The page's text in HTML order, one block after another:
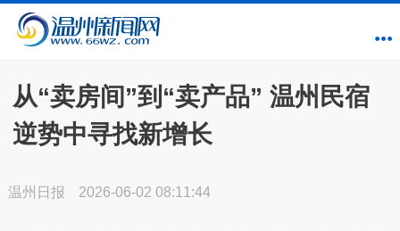
从“卖房间”到“卖产品” 温州民宿
逆势中寻找新增长
温州日报 2026-06-02 08:11:44